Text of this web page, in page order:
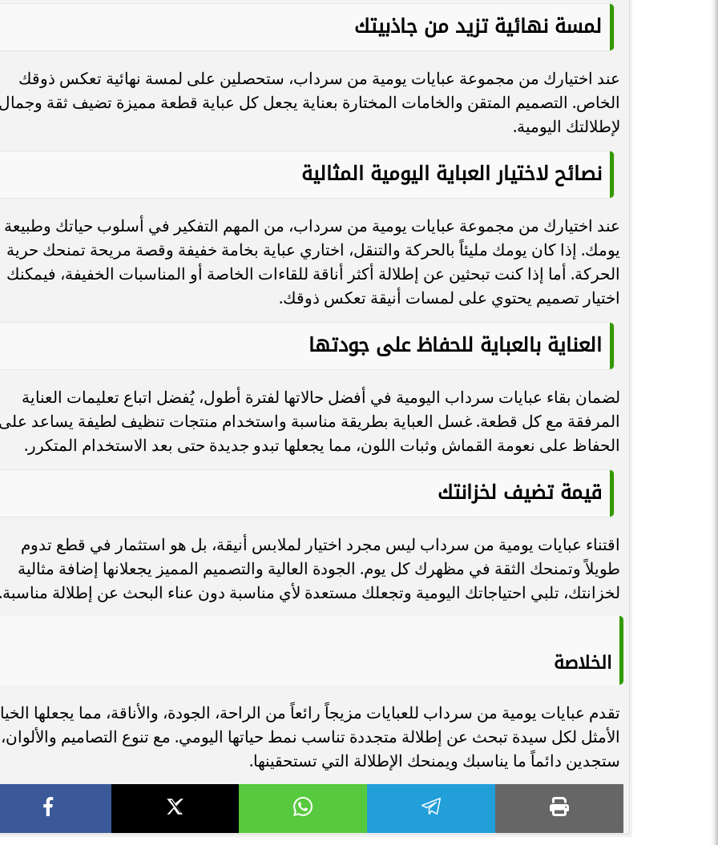
لمسة نهائية تزيد من جاذبيتك
عند اختيارك من مجموعة عبايات يومية من سرداب، ستحصلين على لمسة نهائية تعكس ذوقك
الخاص. التصميم المتقن والخامات المختارة بعناية يجعل كل عباية قطعة مميزة تضيف ثقة
لإطلالتك اليومية.
نصائح لاختيار العباية اليومية المثالية
عند اختيارك من مجموعة عبايات يومية من سرداب، من المهم التفكير في أسلوب حياتك وطبيعة
يومك. إذا كان يومك مليئاً بالحركة والتنقل، اختاري عباية بخامة خفيفة وقصة مريحة تمنحك حرية
الحركة. أما إذا كنت تبحثين عن إطلالة أكثر أناقة للقاءات الخاصة أو المناسبات الخفيفة، فيمكنك
اختيار تصميم يحتوي على لمسات أنيقة تعكس ذوقك.
العناية بالعباية للحفاظ على جودتها
لضمان بقاء عبايات سرداب اليومية في أفضل حالاتها لفترة أطول، يُفضل اتباع تعليمات العناية
المرفقة مع كل قطعة. غسل العباية بطريقة مناسبة واستخدام منتجات تنظيف لطيفة يساعد
الحفاظ على نعومة القماش وثبات اللون، مما يجعلها تبدو جديدة حتى بعد الاستخدام المتكرر.
قيمة تضيف لخزانتك
اقتناء عبايات يومية من سرداب ليس مجرد اختيار لملابس أنيقة، بل هو استثمار في قطع تدوم
طويلاً وتمنحك الثقة في مظهرك كل يوم. الجودة العالية والتصميم المميز يجعلانها إضافة مثالية
لخزانتك، تلبي احتياجاتك اليومية وتجعلك مستعدة لأي مناسبة دون عناء البحث عن إطلالة
الخلاصة
تقدم عبايات يومية من سرداب للعبايات مزيجاً رائعاً من الراحة، الجودة، والأناقة، مما يجعلها
الأمثل لكل سيدة تبحث عن إطلالة متجددة تناسب نمط حياتها اليومي. مع تنوع التصاميم والألوان،
ستجدين دائماً ما يناسبك ويمنحك الإطلالة التي تستحقينها.